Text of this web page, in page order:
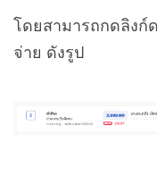
โดยสามารถกดลิง
จ่าย ดังรูป